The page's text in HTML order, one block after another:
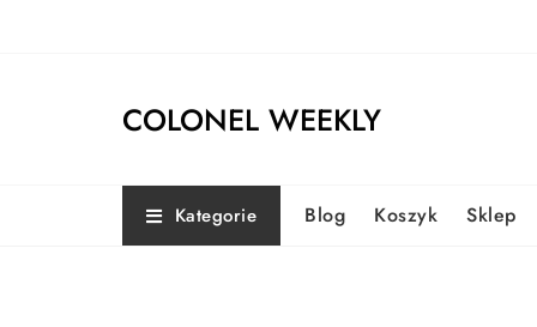
COLONEL WEEKLY
Kategorie Blog Koszyk Sklep